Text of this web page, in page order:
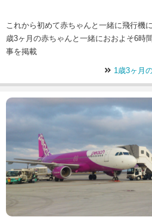
これから初めて赤ちゃんと一緒に飛行機
歳3ヶ月の赤ちゃんと一緒におおよそ6時
事を掲載
1歳3ヶ月